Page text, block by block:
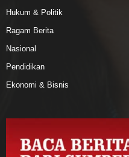
Hukum & Politik
Ragam Berita
Nasional
Pendidikan
Ekonomi & Bisnis